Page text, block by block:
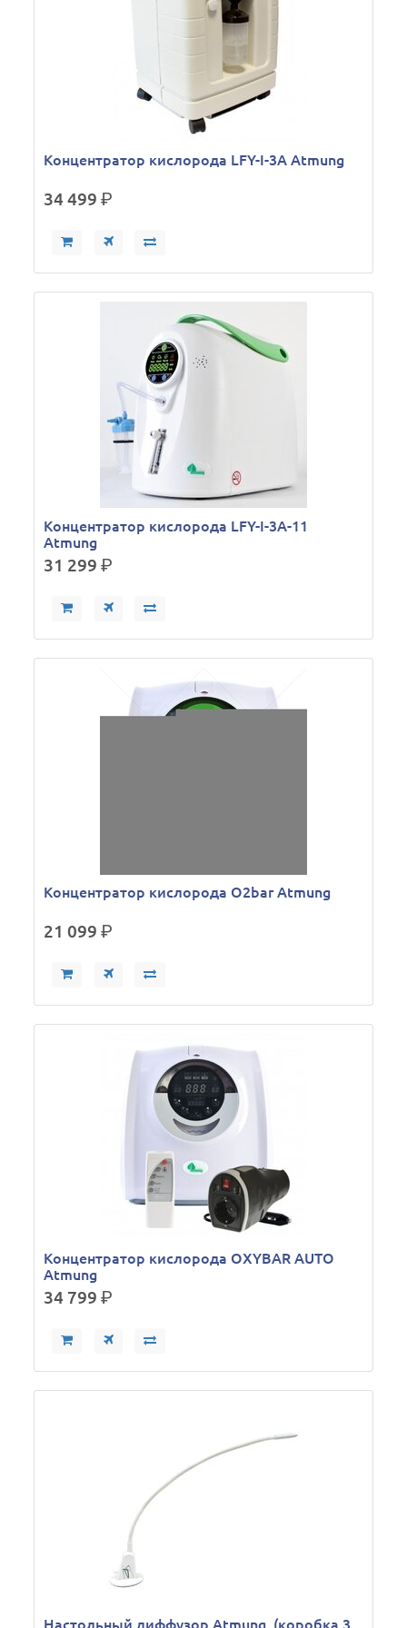
Концентратор кислорода LFY-I-3A Atmung
34 499р.
Концентратор кислорода LFY-I-3A-11
Atmung
31 299р.
Концентратор кислорода O2bar Atmung
21 099р.
Концентратор кислорода OXYBAR AUTO
Atmung
34 799р.
Настольный диффузор Atmung, (коробка 3